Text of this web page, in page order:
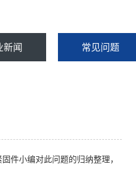
新闻 常见问题
件小编对此问题的归纳整理，